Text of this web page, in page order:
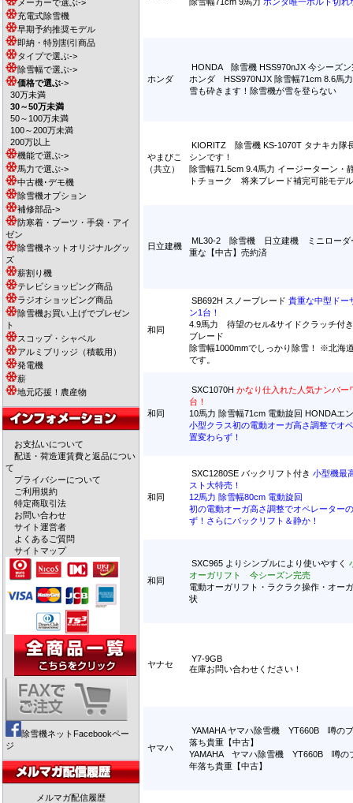
メーカーで選ぶ->
充電式除雪機
早期予約推奨モデル
即納・特別割引商品
タイプで選ぶ->
除雪幅で選ぶ->
価格で選ぶ->
30万未満
30～50万未満
50～100万未満
100～200万未満
200万以上
機能で選ぶ->
馬力で選ぶ->
中古機･デモ機
除雪機オプション
補修部品->
防寒着・ブーツ・手袋・アイ
ゼン
除雪機ネットオリジナルグッ
ズ
薪割り機
テレビショッピング商品
ラジオショッピング商品
除雪機お買い上げでプレゼン
ト
スコップ・シャベル
アルミブリッジ（積載用）
発電機
薪
地元応援！農産物
お支払いについて
配送・荷造運賃費と返品につい
て
プライバシーについて
ご利用規約
特定商取引法
お問い合わせ
サイト運営者
よくあるご質問
サイトマップ
除雪機ネットFacebookペー
ジ
メルマガ配信履歴
ホンダ
HONDA 除雪機 HSS970nJX 今シーズン
ホンダ HSS970NJX 除雪幅71cm 8.6馬
雪も砕きます！除雪機が雪を登らない
やまびこ
（共立）
KIORITZ 除雪機 KS-1070T タナキカ隊
シンです！
除雪幅71.5cm 9.4馬力 イージーターン・
トチョーク 将来ブレード補完可能モデル
日立建機
ML30-2 除雪機 日立建機 ミニローダ
重な【中古】売約済
和同
SB692H スノーブレード 貴重な中型ドー
ン1台！
4.9馬力 待望のセル&サイドクラッチ付
ブレード
除雪幅1000mmでしっかり除雪！ ※北海
です。
和同
SXC1070H かなり仕入れた人気ナンバー
台！
10馬力 除雪幅71cm 電動旋回 HONDAエ
小型クラス初の電動オーガ高さ調整でオ
置変わらず！
和同
SXC1280SE バックリフト付き 小型機最
スト大特売！
12馬力 除雪幅80cm 電動旋回
初の電動オーガ高さ調整でオペレーター
ず！さらにバックリフト＆静か！
和同
SXC965 よりシンプルにより使いやすく
オーガリフト 今シーズン完売
電動オーガリフト・ラクラク操作・オー
状
ヤナセ
Y7-9GB
在庫お問い合わせください！
ヤマハ
YAMAHA ヤマハ除雪機 YT660B 噂の
落ち貴重【中古】
YAMAHA ヤマハ除雪機 YT660B 噂の
年落ち貴重【中古】